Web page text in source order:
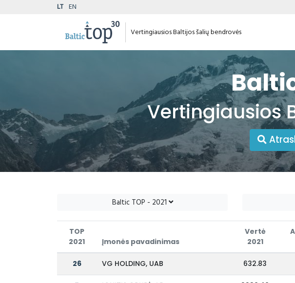
LT EN
Vertingiausios Baltijos šalių bendrovės
Vertingiausios
Baltic TOP - 2021
TOP
2021
Įmonės pavadinimas
Vertė
2021
26 VG HOLDING, UAB 632.83